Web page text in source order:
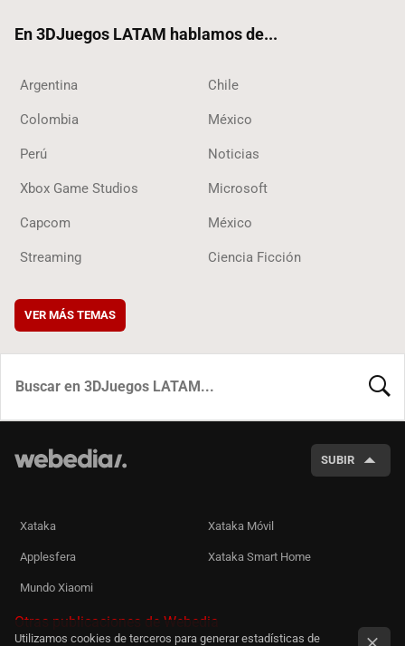
En 3DJuegos LATAM hablamos de...
Argentina Chile
Colombia México
Perú Noticias
Xbox Game Studios Microsoft
Capcom México
Streaming Ciencia Ficción
VER MÁS TEMAS
SUBIR
Xataka Xataka Móvil
Applesfera Xataka Smart Home
Mundo Xiaomi
Otras publicaciones de Webedia
Utilizamos cookies de terceros para generar estadísticas de